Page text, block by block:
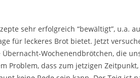
sehr erfolgreich “bewältigt”, u.a.
für leckeres Brot bietet. Jetzt
Wochenendbrötchen, die
Problem, dass zum jetzigen Zeitpunkt,